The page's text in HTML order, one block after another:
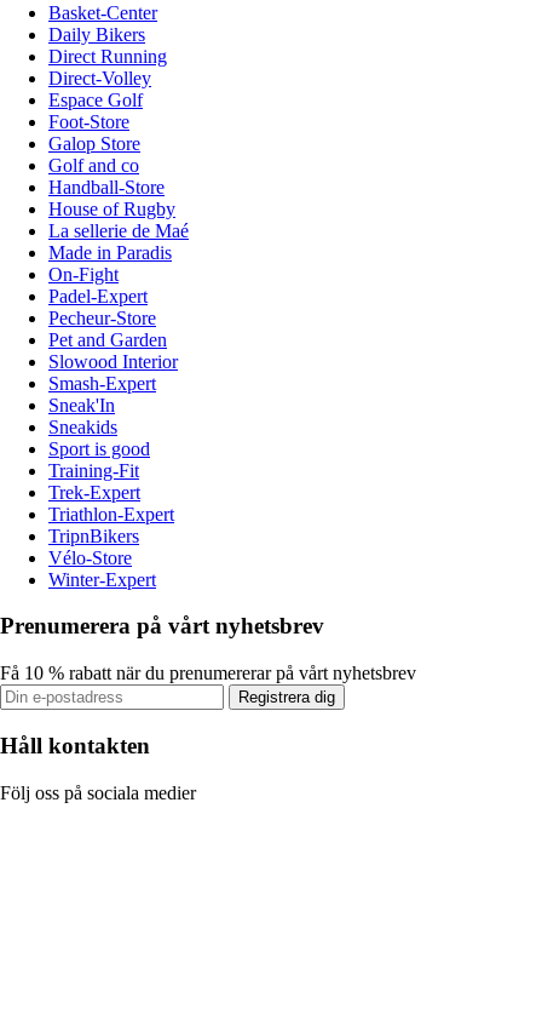
Basket-Center
Daily Bikers
Direct Running
Direct-Volley
Espace Golf
Foot-Store
Galop Store
Golf and co
Handball-Store
House of Rugby
La sellerie de Maé
Made in Paradis
On-Fight
Padel-Expert
Pecheur-Store
Pet and Garden
Slowood Interior
Smash-Expert
Sneak'In
Sneakids
Sport is good
Training-Fit
Trek-Expert
Triathlon-Expert
TripnBikers
Vélo-Store
Winter-Expert
Prenumerera på vårt nyhetsbrev
Få 10 % rabatt när du prenumererar på vårt nyhetsbrev
Registrera dig
Håll kontakten
Följ oss på sociala medier